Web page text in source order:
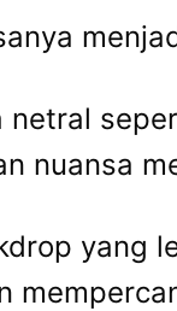
netral
nuansa
yang